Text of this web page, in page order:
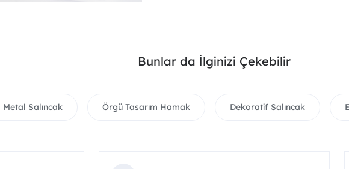
Bunlar da İlginizi Çekebilir
Metal Salıncak Örgü Tasarım Hamak Dekoratif Salıncak